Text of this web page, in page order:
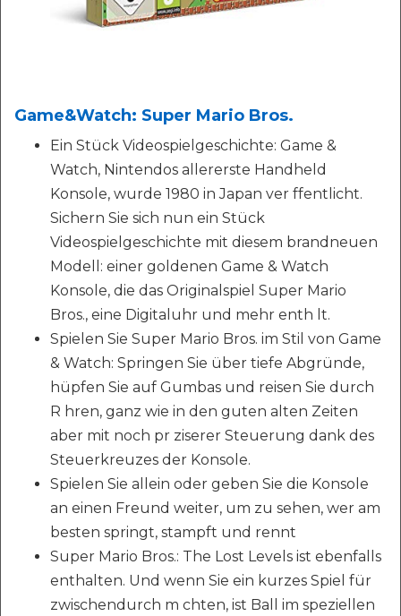
Game&Watch: Super Mario Bros.
Ein Stück Videospielgeschichte: Game &
Watch, Nintendos allererste Handheld
Konsole, wurde 1980 in Japan ver ffentlicht.
Sichern Sie sich nun ein Stück
Videospielgeschichte mit diesem brandneuen
Modell: einer goldenen Game & Watch
Konsole, die das Originalspiel Super Mario
Bros., eine Digitaluhr und mehr enth lt.
Spielen Sie Super Mario Bros. im Stil von Game
& Watch: Springen Sie über tiefe Abgründe,
hüpfen Sie auf Gumbas und reisen Sie durch
R hren, ganz wie in den guten alten Zeiten
aber mit noch pr ziserer Steuerung dank des
Steuerkreuzes der Konsole.
Spielen Sie allein oder geben Sie die Konsole
an einen Freund weiter, um zu sehen, wer am
besten springt, stampft und rennt
Super Mario Bros.: The Lost Levels ist ebenfalls
enthalten. Und wenn Sie ein kurzes Spiel für
zwischendurch m chten, ist Ball im speziellen